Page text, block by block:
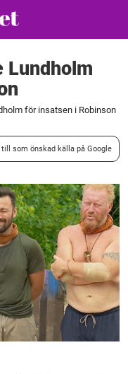
Lundholm
för insatsen i Robinson
till som önskad källa på Google